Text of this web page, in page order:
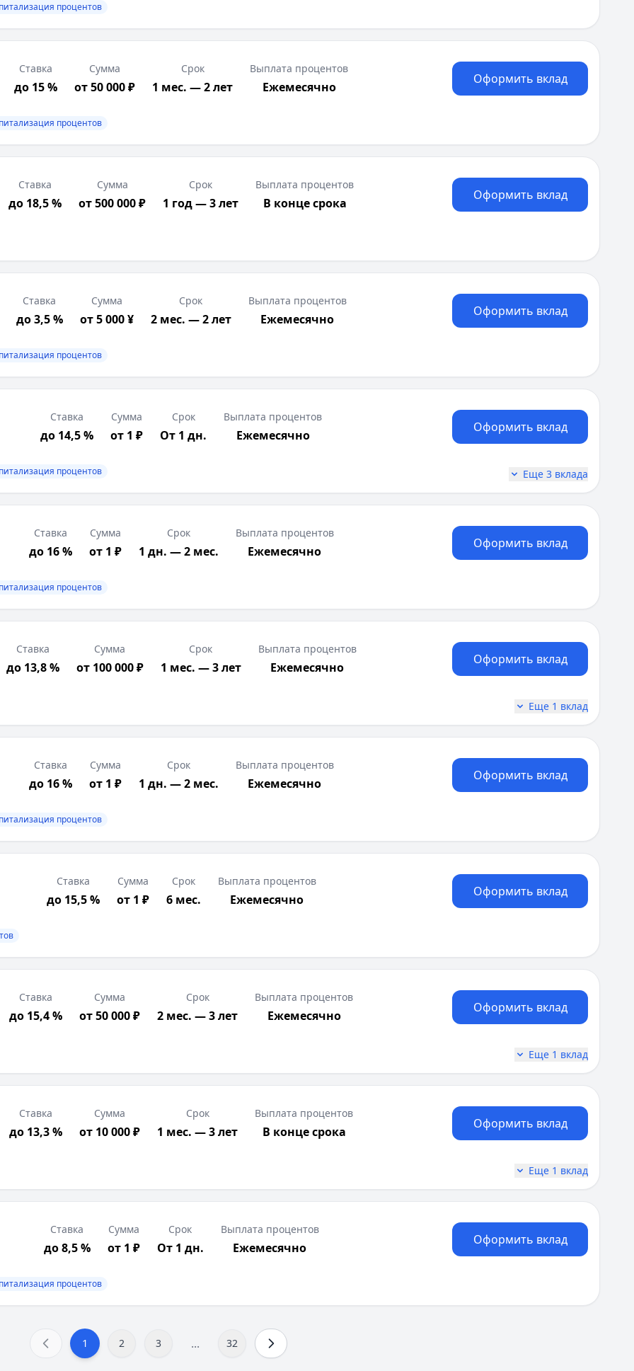
срока)
процентов
Ставка
до 15 %
Сумма
от 50 000 ₽
Срок
1 мес. — 2 лет
Выплата процентов
Ежемесячно
Оформить вклад
процентов
Ставка
до 18,5 %
Сумма
от 500 000 ₽
Срок
1 год — 3 лет
Выплата процентов
В конце срока
Оформить вклад
Ставка
до 3,5 %
Сумма
от 5 000 ¥
Срок
2 мес. — 2 лет
Выплата процентов
Ежемесячно
Оформить вклад
процентов
Ставка
до 14,5 %
Сумма
от 1 ₽
Срок
От 1 дн.
Выплата процентов
Ежемесячно
Оформить вклад
процентов Еще 3 вклада
Ставка
до 16 %
Сумма
от 1 ₽
Срок
1 дн. — 2 мес.
Выплата процентов
Ежемесячно
Оформить вклад
процентов
Ставка
до 13,8 %
Сумма
от 100 000 ₽
Срок
1 мес. — 3 лет
Выплата процентов
Ежемесячно
Оформить вклад
Еще 1 вклад
Ставка
до 16 %
Сумма
от 1 ₽
Срок
1 дн. — 2 мес.
Выплата процентов
Ежемесячно
Оформить вклад
процентов
Ставка
до 15,5 %
Сумма
от 1 ₽
Срок
6 мес.
Выплата процентов
Ежемесячно
Оформить вклад
Ставка
до 15,4 %
Сумма
от 50 000 ₽
Срок
2 мес. — 3 лет
Выплата процентов
Ежемесячно
Оформить вклад
Еще 1 вклад
Ставка
до 13,3 %
Сумма
от 10 000 ₽
Срок
1 мес. — 3 лет
Выплата процентов
В конце срока
Оформить вклад
Еще 1 вклад
Ставка
до 8,5 %
Сумма
от 1 ₽
Срок
От 1 дн.
Выплата процентов
Ежемесячно
Оформить вклад
процентов
1 2 3 ... 32